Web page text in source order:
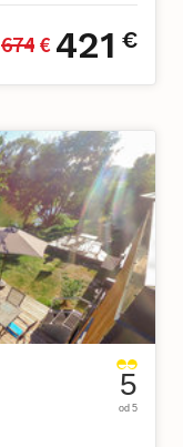
674 € 421 €
5
od 5